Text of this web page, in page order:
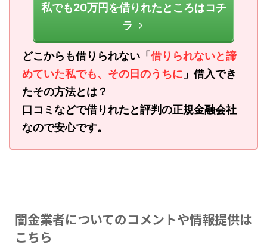
私でも20万円を借りれたところはコチ
ラ
どこからも借りられない「 借りられないと諦
めていた私でも、その日のうちに 」借入でき
たその方法とは？
口コミなどで借りれたと評判の正規金融会社
なので安心です。
闇金業者についてのコメントや情報提供は
こちら